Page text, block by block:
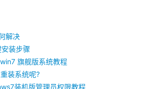
解决
装步骤
旗舰版系统教程
装系统呢?
装机版管理员权限教程